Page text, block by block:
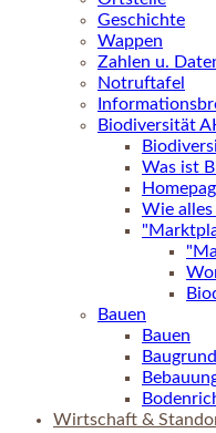
Geschichte
Wappen
Zahlen u.
Notruftafel
Biodiversität
Was ist
Wie alles
Bauen
Bauen
Wirtschaft &